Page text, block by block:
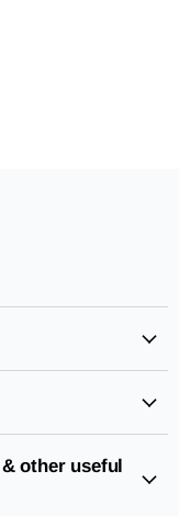
other useful